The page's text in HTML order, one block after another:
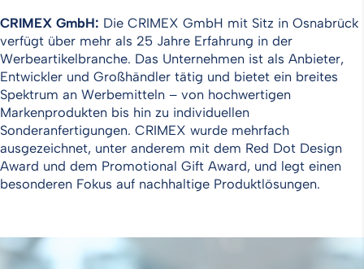
CRIMEX GmbH: Die CRIMEX GmbH mit Sitz in Osnabrück
verfügt über mehr als 25 Jahre Erfahrung in der
Werbeartikelbranche. Das Unternehmen ist als Anbieter,
Entwickler und Großhändler tätig und bietet ein breites
Spektrum an Werbemitteln – von hochwertigen
Markenprodukten bis hin zu individuellen
Sonderanfertigungen. CRIMEX wurde mehrfach
ausgezeichnet, unter anderem mit dem Red Dot Design
Award und dem Promotional Gift Award, und legt einen
besonderen Fokus auf nachhaltige Produktlösungen.